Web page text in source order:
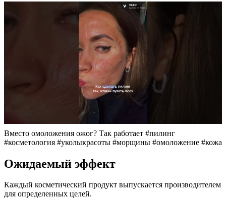
Вместо омоложения ожог? Так работает #пилинг
#косметология #уколыкрасоты #морщины #омоложение #кожа
Ожидаемый эффект
Каждый косметический продукт выпускается производителем
для определенных целей.